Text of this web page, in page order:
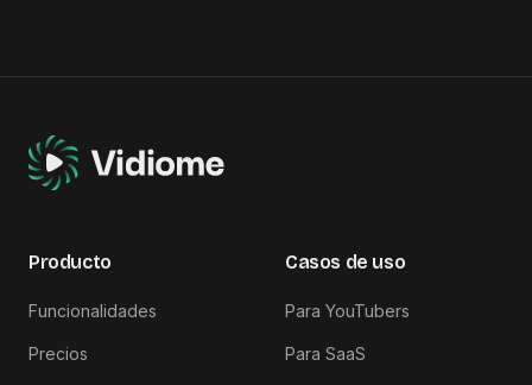
Producto
Funcionalidades
Precios
Casos de uso
Para YouTubers
Para SaaS